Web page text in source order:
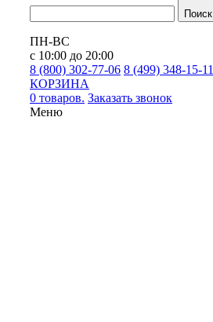
Поиск
ПН-ВС
с 10:00 до 20:00
8 (800) 302-77-06 8 (499) 348-15-11
КОРЗИНА
0 товаров. Заказать звонок
Меню